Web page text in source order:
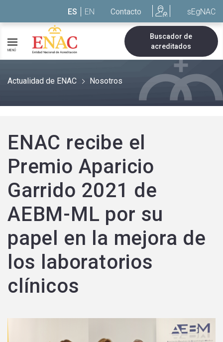
ES EN Contacto sEgNAC
MENÚ
Buscador de
acreditados
Actualidad de ENAC Nosotros
ENAC recibe el
Premio Aparicio
Garrido 2021 de
AEBM-ML por su
papel en la mejora de
los laboratorios
clínicos